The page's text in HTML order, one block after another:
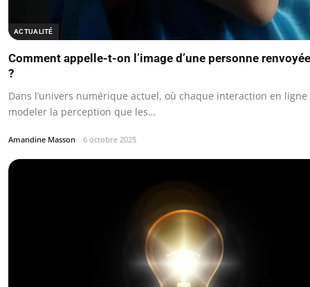
ACTUALITÉ
Comment appelle-t-on l’image d’une personne
?
Dans l’univers numérique actuel, où chaque interaction en
modeler la perception que les…
Amandine Masson 6 octobre 2025